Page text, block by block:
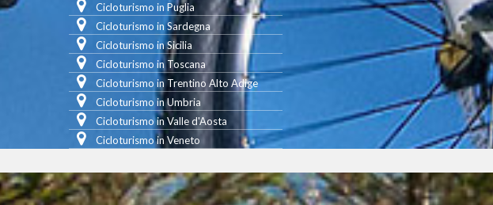
Cicloturismo in Puglia
Cicloturismo in Sardegna
Cicloturismo in Sicilia
Cicloturismo in Toscana
Cicloturismo in Trentino Alto Adige
Cicloturismo in Umbria
Cicloturismo in Valle d'Aosta
Cicloturismo in Veneto